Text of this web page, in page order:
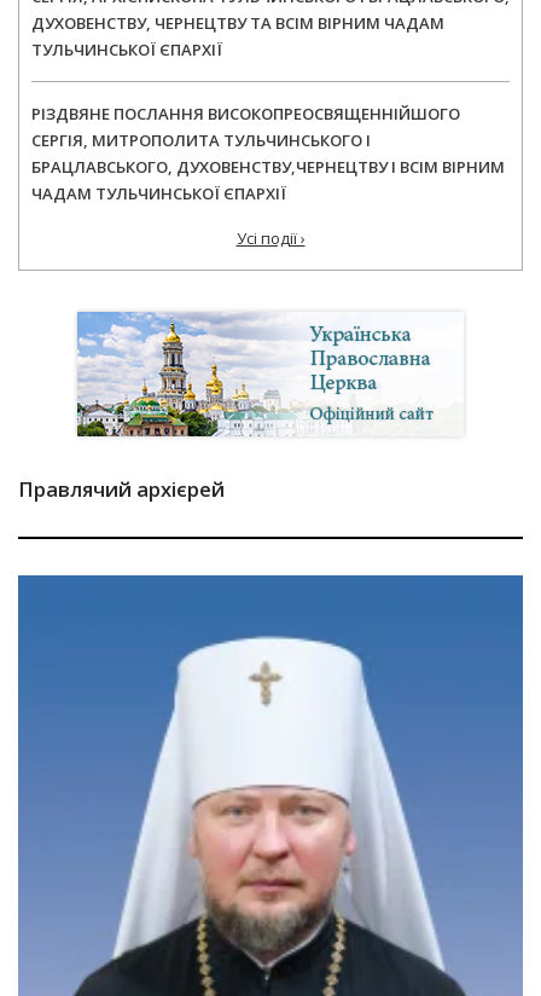
ДУХОВЕНСТВУ, ЧЕРНЕЦТВУ ТА ВСІМ ВІРНИМ ЧАДАМ
ТУЛЬЧИНСЬКОЇ ЄПАРХІЇ
РІЗДВЯНЕ ПОСЛАННЯ ВИСОКОПРЕОСВЯЩЕННІЙШОГО
СЕРГІЯ, МИТРОПОЛИТА ТУЛЬЧИНСЬКОГО І
БРАЦЛАВСЬКОГО, ДУХОВЕНСТВУ,ЧЕРНЕЦТВУ І ВСІМ ВІРНИМ
ЧАДАМ ТУЛЬЧИНСЬКОЇ ЄПАРХІЇ
Усі події ›
Правлячий архієрей